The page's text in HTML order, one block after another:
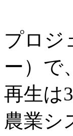
プロジ
ー）で
再生は
農業シ